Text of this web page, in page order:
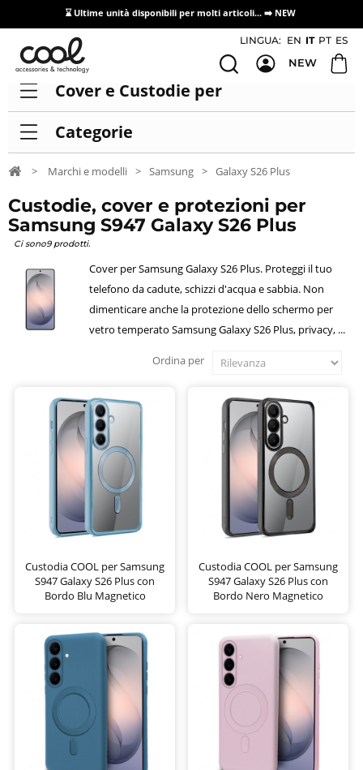
⌛ Ultime unità disponibili per molti articoli... ➡️ NEW
Accesso/registrazione distributori
LINGUA: EN IT PT ES
NEW
Cover e Custodie per
Categorie
> Marchi e modelli > Samsung > Galaxy S26 Plus
Custodie, cover e protezioni per
Samsung S947 Galaxy S26 Plus
Ci sono9 prodotti.
Cover per Samsung Galaxy S26 Plus. Proteggi il tuo
telefono da cadute, schizzi d'acqua e sabbia. Non
dimenticare anche la protezione dello schermo per
vetro temperato Samsung Galaxy S26 Plus, privacy, ...
Ordina per
Custodia COOL per Samsung
S947 Galaxy S26 Plus con
Bordo Blu Magnetico
Custodia COOL per Samsung
S947 Galaxy S26 Plus con
Bordo Nero Magnetico